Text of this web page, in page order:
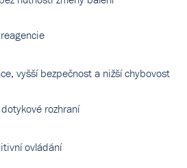
vyšší bezpečnost a nižší chybovost
rozhraní
ovládání